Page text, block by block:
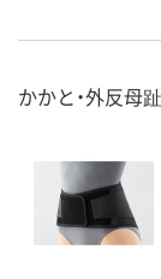
かかと・外反母